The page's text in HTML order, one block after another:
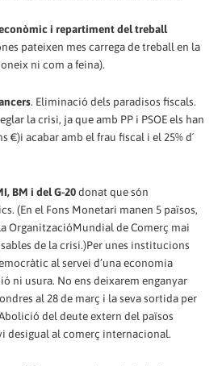
i repartiment del treball
pateixen mes carrega de treball en la
ni com a feina).
. Eliminació dels paradisos fiscals.
la crisi, ja que amb PP i PSOE els han
€)i acabar amb el frau fiscal i el 25% d´
BM i del G-20donat que són
(En el Fons Monetari manen 5 països,
OrganitzacióMundial de Comerç mai
de la crisi.)Per unes institucions
al servei d’una economia
ni usura. No ens deixarem enganyar
al 28 de març i la seva sortida per
del deute extern del països
desigual al comerç internacional.